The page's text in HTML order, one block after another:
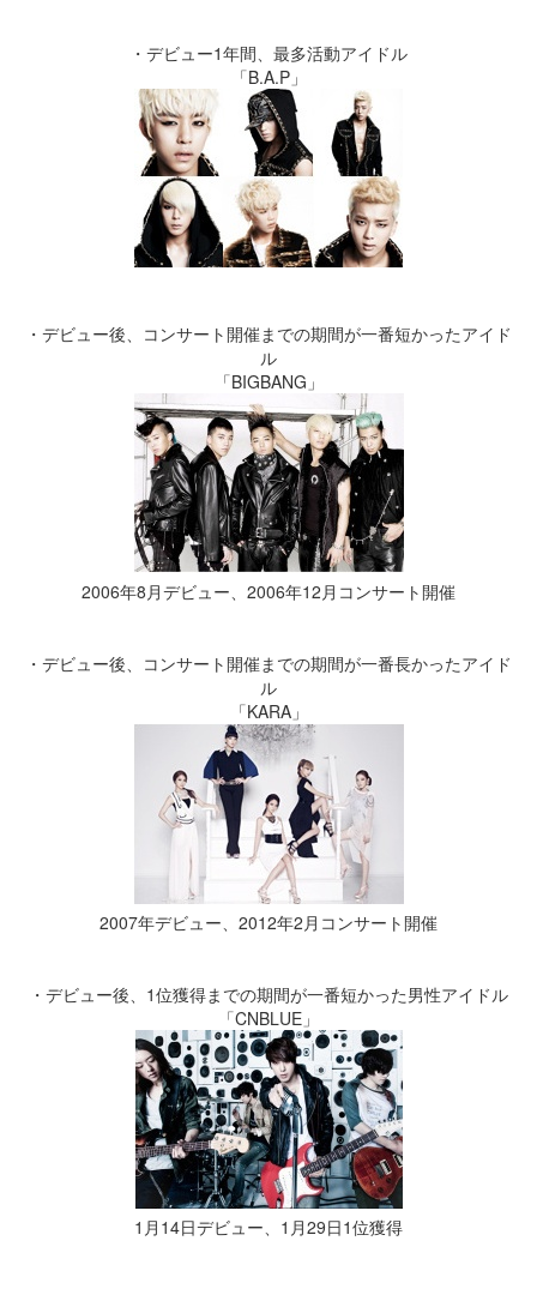
・デビュー1年間、最多活動アイドル
「B.A.P」
・デビュー後、コンサート開催までの期間が一番短かったアイド
ル
「BIGBANG」
2006年8月デビュー、2006年12月コンサート開催
・デビュー後、コンサート開催までの期間が一番長かったアイド
ル
「KARA」
2007年デビュー、2012年2月コンサート開催
・デビュー後、1位獲得までの期間が一番短かった男性アイドル
「CNBLUE」
1月14日デビュー、1月29日1位獲得